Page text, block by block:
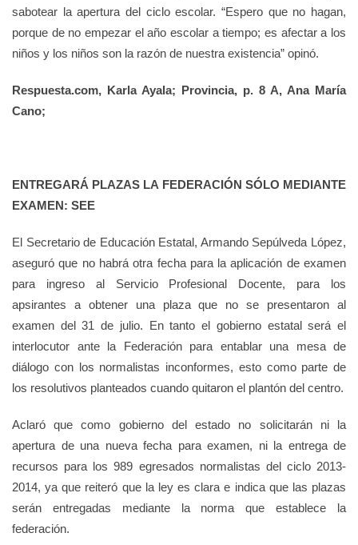
sabotear la apertura del ciclo escolar. “Espero que no hagan,
porque de no empezar el año escolar a tiempo; es afectar a los
niños y los niños son la razón de nuestra existencia” opinó.
Respuesta.com, Karla Ayala; Provincia, p. 8 A, Ana María
Cano;
ENTREGARÁ PLAZAS LA FEDERACIÓN SÓLO MEDIANTE
EXAMEN: SEE
El Secretario de Educación Estatal, Armando Sepúlveda López,
aseguró que no habrá otra fecha para la aplicación de examen
para ingreso al Servicio Profesional Docente, para los
apsirantes a obtener una plaza que no se presentaron al
examen del 31 de julio. En tanto el gobierno estatal será el
interlocutor ante la Federación para entablar una mesa de
diálogo con los normalistas inconformes, esto como parte de
los resolutivos planteados cuando quitaron el plantón del centro.
Aclaró que como gobierno del estado no solicitarán ni la
apertura de una nueva fecha para examen, ni la entrega de
recursos para los 989 egresados normalistas del ciclo 2013-
2014, ya que reiteró que la ley es clara e indica que las plazas
serán entregadas mediante la norma que establece la
federación.